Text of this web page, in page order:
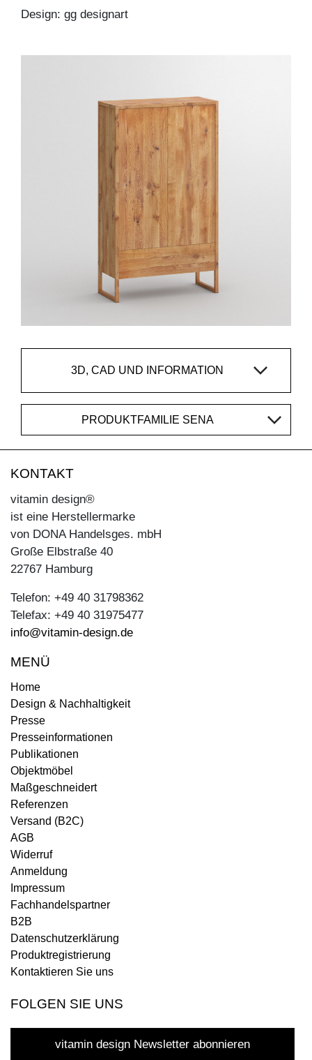
Design: gg designart
3D, CAD UND INFORMATION
PRODUKTFAMILIE SENA
KONTAKT
vitamin design®
ist eine Herstellermarke
von DONA Handelsges. mbH
Große Elbstraße 40
22767 Hamburg
Telefon: +49 40 31798362
Telefax: +49 40 31975477
info@vitamin-design.de
MENÜ
Home
Design & Nachhaltigkeit
Presse
Presseinformationen
Publikationen
Objektmöbel
Maßgeschneidert
Referenzen
Versand (B2C)
AGB
Widerruf
Anmeldung
Impressum
Fachhandelspartner
B2B
Datenschutzerklärung
Produktregistrierung
Kontaktieren Sie uns
FOLGEN SIE UNS
vitamin design Newsletter abonnieren